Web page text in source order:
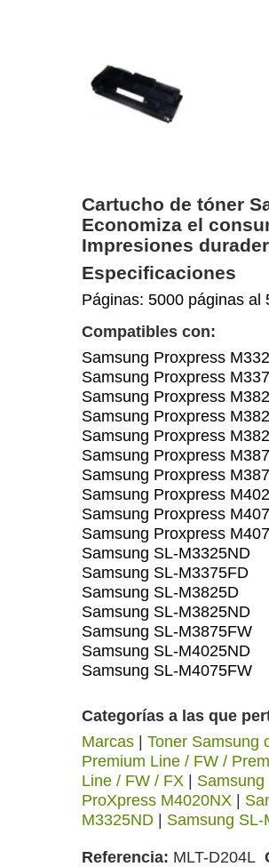
Cartucho de tóner
Economiza el
Impresiones
Especificaciones
Páginas: 5000 páginas al
Compatibles con:
Samsung Proxpress
Samsung Proxpress
Samsung Proxpress
Samsung Proxpress
Samsung Proxpress
Samsung Proxpress
Samsung Proxpress
Samsung Proxpress
Samsung Proxpress
Samsung Proxpress
Samsung SL-M3325ND
Samsung SL-M3375FD
Samsung SL-M3825D
Samsung SL-M3825ND
Samsung SL-M3875FW
Samsung SL-M4025ND
Samsung SL-M4075FW
Categorías a las que
Marcas
Toner Samsung
Premium Line / FW /
Line / FW / FX
ProXpress M4020NX
M3325ND
Samsung SL-
Referencia MLT-D204L